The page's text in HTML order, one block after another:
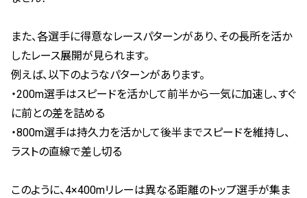
また、各選手に得意なレースパターンがあり、その長所を活か
したレース展開が見られます。
例えば、以下のようなパターンがあります。
・200m選手はスピードを活かして前半から一気に加速し、すぐ
に前との差を詰める
・800m選手は持久力を活かして後半までスピードを維持し、
ラストの直線で差し切る
このように、4×400mリレーは異なる距離のトップ選手が集ま